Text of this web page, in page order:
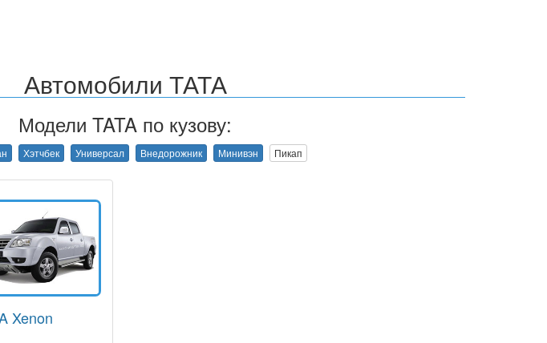
Автомобили ТАТА
Модели TATA по кузову:
Хэтчбек Универсал Внедорожник Минивэн Пикап
Xenon